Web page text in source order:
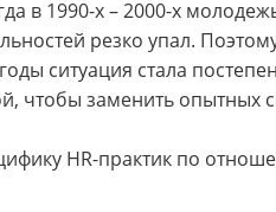
в 1990-х – 2000-х
резко упал.
ситуация стала
чтобы заменить опытных
HR-практик по